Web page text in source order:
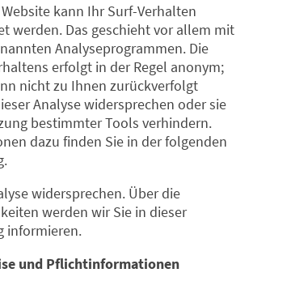
kann Ihr Surf-Verhalten
werden. Das geschieht vor allem mit
Analyseprogrammen. Die
erfolgt in der Regel anonym;
nicht zu Ihnen zurückverfolgt
Analyse widersprechen oder sie
bestimmter Tools verhindern.
dazu finden Sie in der folgenden
widersprechen. Über die
werden wir Sie in dieser
informieren.
und Pflichtinformationen